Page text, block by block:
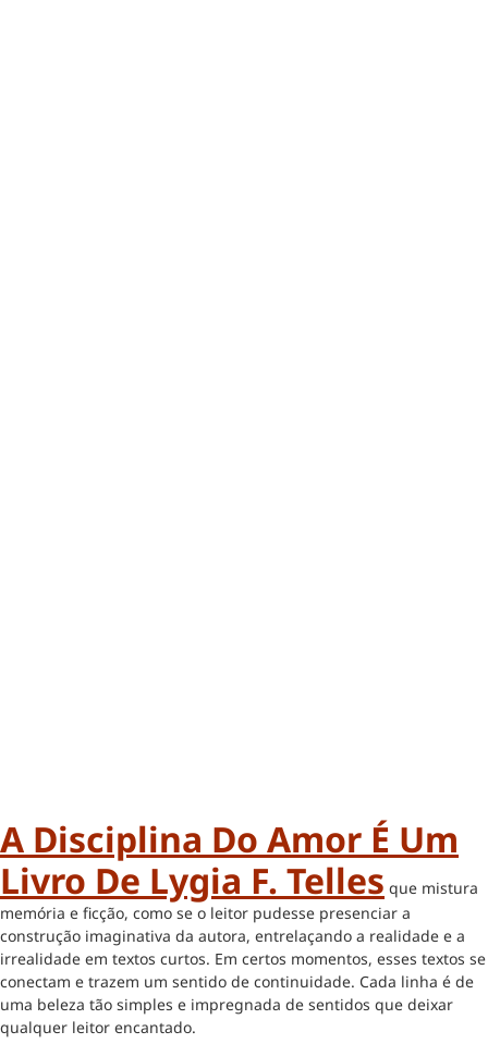
A Disciplina Do Amor É Um
Livro De Lygia F. Telles que mistura
memória e ficção, como se o leitor pudesse presenciar a
construção imaginativa da autora, entrelaçando a realidade e a
irrealidade em textos curtos. Em certos momentos, esses textos se
conectam e trazem um sentido de continuidade. Cada linha é de
uma beleza tão simples e impregnada de sentidos que deixar
qualquer leitor encantado.